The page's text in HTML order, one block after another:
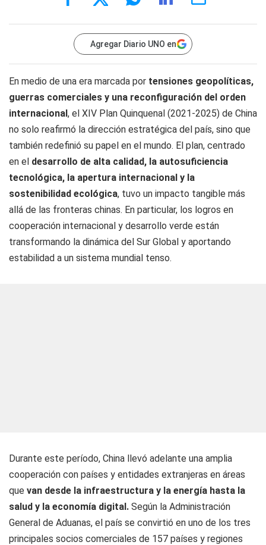
Agregar Diario UNO en
En medio de una era marcada por tensiones geopolíticas,
guerras comerciales y una reconfiguración del orden
internacional, el XIV Plan Quinquenal (2021-2025) de China
no solo reafirmó la dirección estratégica del país, sino que
también redefinió su papel en el mundo. El plan, centrado
en el desarrollo de alta calidad, la autosuficiencia
tecnológica, la apertura internacional y la
sostenibilidad ecológica, tuvo un impacto tangible más
allá de las fronteras chinas. En particular, los logros en
cooperación internacional y desarrollo verde están
transformando la dinámica del Sur Global y aportando
estabilidad a un sistema mundial tenso.
Durante este período, China llevó adelante una amplia
cooperación con países y entidades extranjeras en áreas
que van desde la infraestructura y la energía hasta la
salud y la economía digital. Según la Administración
General de Aduanas, el país se convirtió en uno de los tres
principales socios comerciales de 157 países y regiones